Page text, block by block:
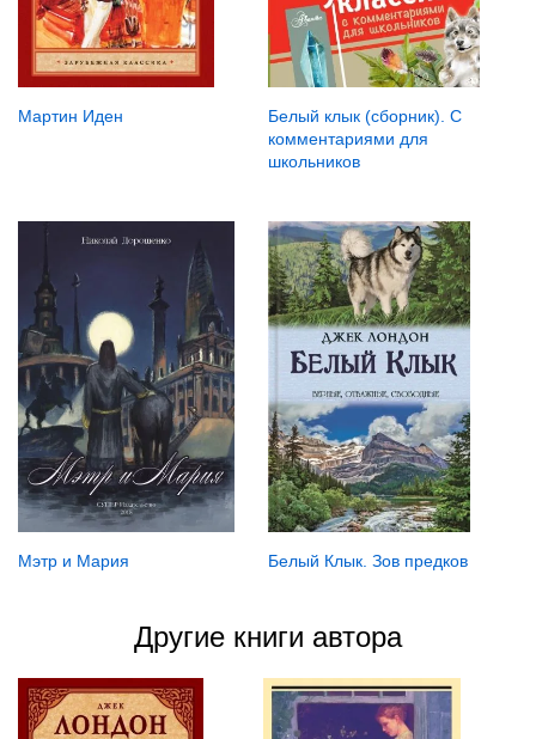
Мартин Иден
Белый клык (сборник). С
комментариями для
школьников
Мэтр и Мария Белый Клык. Зов предков
Другие книги автора